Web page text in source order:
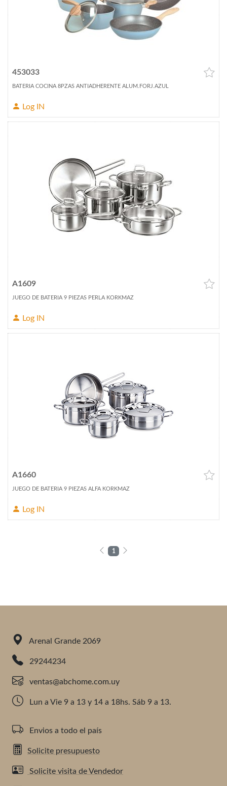
453033
BATERIA COCINA 8PZAS ANTIADHERENTE ALUM.FORJ.AZUL
Log IN
A1609
JUEGO DE BATERIA 9 PIEZAS PERLA KORKMAZ
Log IN
A1660
JUEGO DE BATERIA 9 PIEZAS ALFA KORKMAZ
Log IN
1
Arenal Grande 2069
29244234
ventas@abchome.com.uy
Lun a Vie 9 a 13 y 14 a 18hs. Sáb 9 a 13.
Envios a todo el país
Solicite presupuesto
Solicite visita de Vendedor